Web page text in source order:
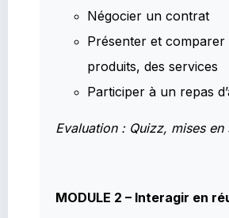
Négocier un contrat
Présenter et comparer
produits, des services
Participer à un repas
Evaluation : Quizz, mises en
MODULE 2 – Interagir en